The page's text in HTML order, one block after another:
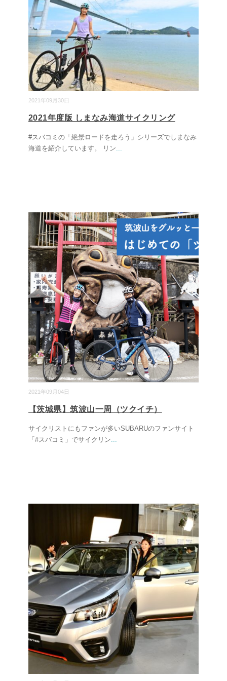
2021年09月30日
2021年度版 しまなみ海道サイクリング
#スバコミの「絶景ロードを走ろう」シリーズでしまなみ
海道を紹介しています。 リン...
2021年09月04日
【茨城県】筑波山一周（ツクイチ）
サイクリストにもファンが多いSUBARUのファンサイト
「#スバコミ」でサイクリン...